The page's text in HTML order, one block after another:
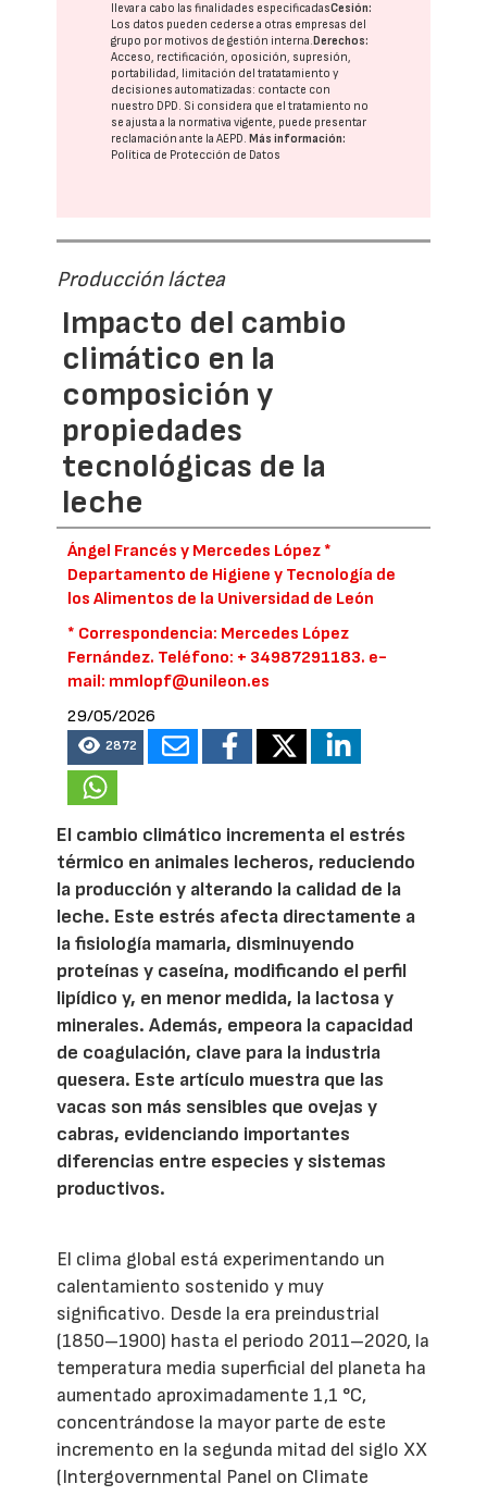
llevar a cabo las finalidades especificadasCesión:
Los datos pueden cederse a otras empresas del
grupo por motivos de gestión interna.Derechos:
Acceso, rectificación, oposición, supresión,
portabilidad, limitación del tratatamiento y
decisiones automatizadas: contacte con
nuestro DPD. Si considera que el tratamiento no
se ajusta a la normativa vigente, puede presentar
reclamación ante laAEPD.Más información:
Política de Protección de Datos
Producción láctea
Impacto del cambio
climático en la
composición y
propiedades
tecnológicas de la
leche
Ángel Francés y Mercedes López *
Departamento de Higiene y Tecnología de
los Alimentos de la Universidad de León
* Correspondencia: Mercedes López
Fernández. Teléfono: + 34987291183. e-
mail: mmlopf@unileon.es
29/05/2026
2872
El cambio climático incrementa el estrés
térmico en animales lecheros, reduciendo
la producción y alterando la calidad de la
leche. Este estrés afecta directamente a
la fisiología mamaria, disminuyendo
proteínas y caseína, modificando el perfil
lipídico y, en menor medida, la lactosa y
minerales. Además, empeora la capacidad
de coagulación, clave para la industria
quesera. Este artículo muestra que las
vacas son más sensibles que ovejas y
cabras, evidenciando importantes
diferencias entre especies y sistemas
productivos.
El clima global está experimentando un
calentamiento sostenido y muy
significativo. Desde la era preindustrial
(1850–1900) hasta el periodo 2011–2020, la
temperatura media superficial del planeta ha
aumentado aproximadamente 1,1 °C,
concentrándose la mayor parte de este
incremento en la segunda mitad del siglo XX
(Intergovernmental Panel on Climate